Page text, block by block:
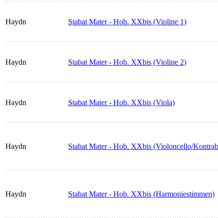
Haydn Stabat Mater - Hob. XXbis (Violine 1)
Haydn Stabat Mater - Hob. XXbis (Violine 2)
Haydn Stabat Mater - Hob. XXbis (Viola)
Haydn Stabat Mater - Hob. XXbis (Violoncello/
Haydn Stabat Mater - Hob. XXbis (Harmoniestimmen)